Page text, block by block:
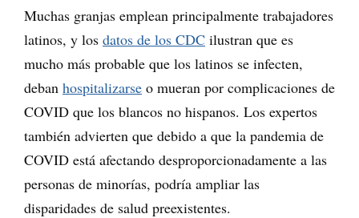
Muchas granjas emplean principalmente trabajadores
latinos, y los datos de los CDC ilustran que es
mucho más probable que los latinos se infecten,
deban hospitalizarse o mueran por complicaciones de
COVID que los blancos no hispanos. Los expertos
también advierten que debido a que la pandemia de
COVID está afectando desproporcionadamente a las
personas de minorías, podría ampliar las
disparidades de salud preexistentes.